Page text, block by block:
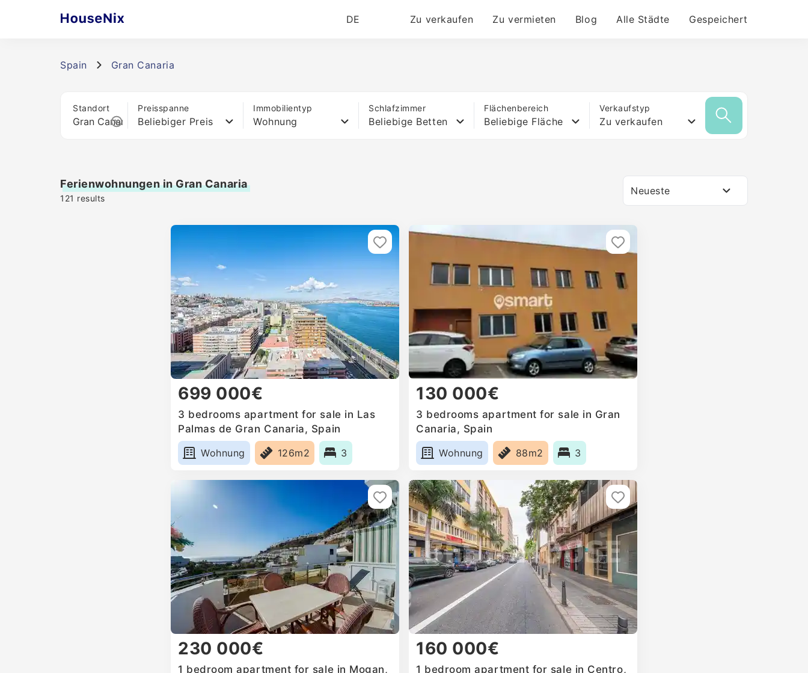
DE Zu verkaufen Zu vermieten Blog Alle Städte Gespeichert
Spain Gran Canaria
Standort Preisspanne
Beliebiger Preis
Immobilientyp
Wohnung
Schlafzimmer
Beliebige Betten
Flächenbereich
Beliebige Fläche
Verkaufstyp
Zu verkaufen
Ferienwohnungen in Gran Canaria
121 results
Neueste
699 000€
3 bedrooms apartment for sale in Las
Palmas de Gran Canaria, Spain
Wohnung
126m2 3
130 000€
3 bedrooms apartment for sale in Gran
Canaria, Spain
Wohnung
88m2 3
230 000€
1 bedroom apartment for sale in Mogan,
160 000€
1 bedroom apartment for sale in Centro,